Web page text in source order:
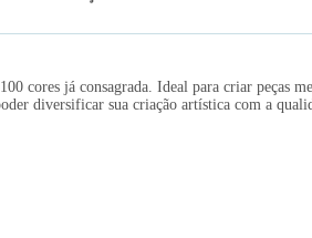
já consagrada. Ideal para criar peças
diversificar sua criação artística com a